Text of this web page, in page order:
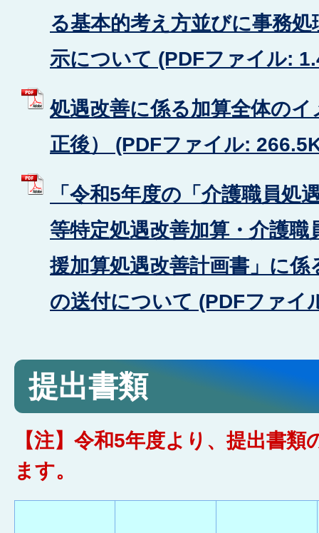
る基本的考え方並びに事務
示について (PDFファイル:
処遇改善に係る加算全体の
正後） (PDFファイル:
「令和5年度の「介護職員処
等特定処遇改善加算・介護
援加算処遇改善計画書」に
の送付について (PDFファイ
提出書類
【注】令和5年度より、提出書
ます。